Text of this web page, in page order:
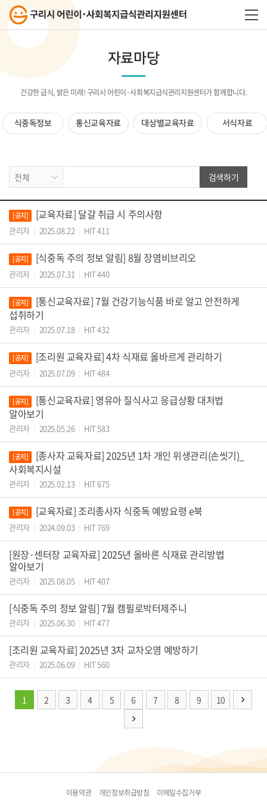
자료마당
건강한 급식, 밝은 미래! 구리시 어린이·사회복지급식관리지원센터가 함께합니다.
식중독정보 통신교육자료 대상별교육자료 서식자료
검색하기
[공지] [교육자료] 달걀 취급 시 주의사항
관리자 2025.08.22 HIT 411
[공지] [식중독 주의 정보 알림] 8월 장염비브리오
관리자 2025.07.31 HIT 440
[공지]
[통신교육자료] 7월 건강기능식품 바로 알고 안전하게
섭취하기
관리자 2025.07.18 HIT 432
[공지] [조리원 교육자료] 4차 식재료 올바르게 관리하기
관리자 2025.07.09 HIT 484
[공지]
[통신교육자료] 영유아 질식사고 응급상황 대처법
알아보기
관리자 2025.05.26 HIT 583
[공지]
[종사자 교육자료] 2025년 1차 개인 위생관리(손씻기)_
사회복지시설
관리자 2025.02.13 HIT 675
[공지] [교육자료] 조리종사자 식중독 예방요령 e북
관리자 2024.09.03 HIT 769
[원장·센터장 교육자료] 2025년 올바른 식재료 관리방법
알아보기
관리자 2025.08.05 HIT 407
[식중독 주의 정보 알림] 7월 캠필로박터제주니
관리자 2025.06.30 HIT 477
[조리원 교육자료] 2025년 3차 교차오염 예방하기
관리자 2025.06.09 HIT 560
1 2 3 4 5 6 7 8 9 10
이용약관 개인정보취급방침 이메일수집거부